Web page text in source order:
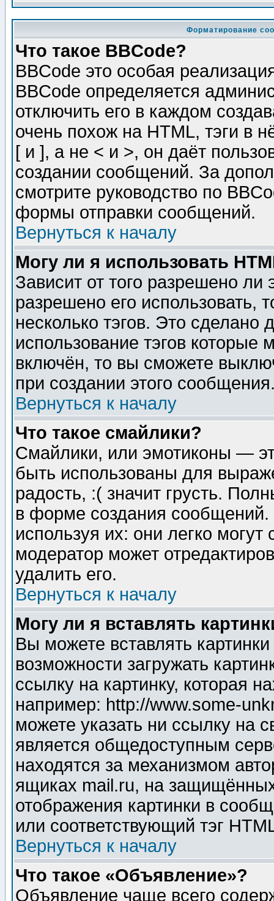
Форматирование
Что такое BBCode?
BBCode это особая
BBCode определяется
отключить его в каждом
очень похож на HTML, тэги в
[ и ], а не < и >, он даёт
создании сообщений. За
смотрите руководство по
формы отправки сообщений.
Вернуться к началу
Могу ли я использовать
Зависит от того разрешено
разрешено его использовать,
несколько тэгов. Это сделано
использование тэгов
включён, то вы сможете
при создании этого
Вернуться к началу
Что такое смайлики?
Смайлики, или эмотиконы —
быть использованы для
радость, :( значит грусть.
в форме создания сообщений.
используя их: они легко
модератор может
удалить его.
Вернуться к началу
Могу ли я вставлять
Вы можете вставлять
возможности загружать
ссылку на картинку, которая
например: http://www.some-
можете указать ни ссылку на
является общедоступным
находятся за механизмом
ящиках mail.ru, на
отображения картинки в
или соответствующий тэг
Вернуться к началу
Что такое «Объявление»?
Объявление чаще всего